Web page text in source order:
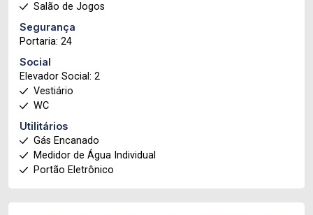
Salão de Jogos
Segurança
Portaria: 24
Social
Elevador Social: 2
Vestiário
WC
Utilitários
Gás Encanado
Medidor de Água Individual
Portão Eletrônico